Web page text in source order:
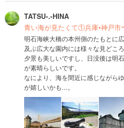
TATSU-.-HINA
青い海が見たくて①兵庫•神戸市
明石海峡大橋の本州側のたもとに
及ぶ広大な園内には様々な見どこ
夕景も美しいですし、日没後は明
が素晴らしいです。
なにより、海を間近に感じながら
が嬉しいかも...。